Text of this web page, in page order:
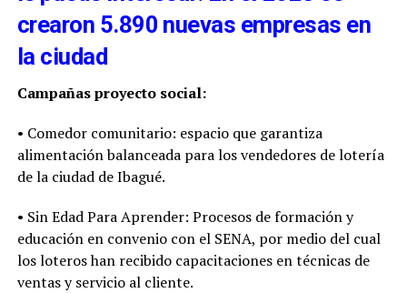
crearon 5.890 nuevas empresas en
la ciudad
Campañas proyecto social:
• Comedor comunitario: espacio que garantiza
alimentación balanceada para los vendedores de lotería
de la ciudad de Ibagué.
• Sin Edad Para Aprender: Procesos de formación y
educación en convenio con el SENA, por medio del cual
los loteros han recibido capacitaciones en técnicas de
ventas y servicio al cliente.